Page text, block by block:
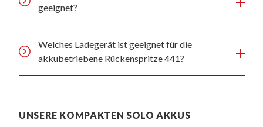
geeignet?
Welches Ladegerät ist geeignet für die
akkubetriebene Rückenspritze 441?
UNSERE KOMPAKTEN SOLO AKKUS